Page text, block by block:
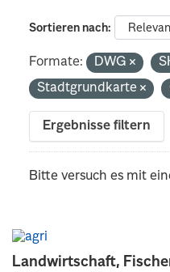
Landwirtschaft,
Sortieren nach
Formate: DWG
Stadtgrundkarte
Ergebnisse filtern
Bitte versuch es mit